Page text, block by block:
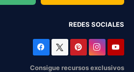
REDES SOCIALES
Consigue recursos exclusivos